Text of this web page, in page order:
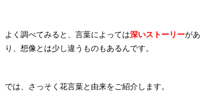
よく調べてみると、言葉によっては深いストーリーがあ
り、想像とは少し違うものもあるんです。
では、さっそく花言葉と由来をご紹介します。